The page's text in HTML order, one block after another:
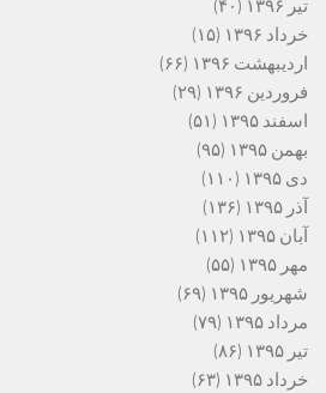
تیر ۱۳۹۶
(۴۰)
خرداد ۱۳۹۶
(۱۵)
اردیبهشت ۱۳۹۶
(۶۶)
فروردین ۱۳۹۶
(۲۹)
اسفند ۱۳۹۵
(۵۱)
بهمن ۱۳۹۵
(۹۵)
دی ۱۳۹۵
(۱۱۰)
آذر ۱۳۹۵
(۱۳۶)
آبان ۱۳۹۵
(۱۱۲)
مهر ۱۳۹۵
(۵۵)
شهریور ۱۳۹۵
(۶۹)
مرداد ۱۳۹۵
(۷۹)
تیر ۱۳۹۵
(۸۶)
خرداد ۱۳۹۵
(۶۳)